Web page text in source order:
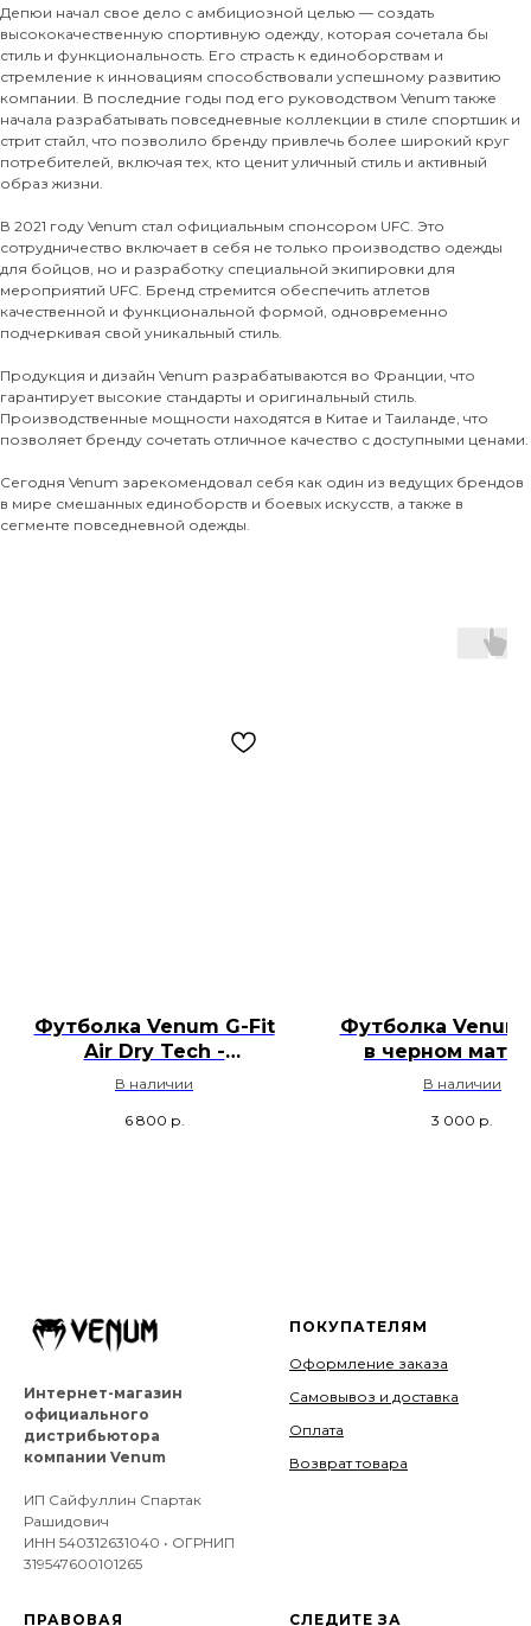
Депюи начал свое дело с амбициозной целью — создать
высококачественную спортивную одежду, которая сочетала бы
стиль и функциональность. Его страсть к единоборствам и
стремление к инновациям способствовали успешному развитию
компании. В последние годы под его руководством Venum также
начала разрабатывать повседневные коллекции в стиле спортшик и
стрит стайл, что позволило бренду привлечь более широкий круг
потребителей, включая тех, кто ценит уличный стиль и активный
образ жизни.
В 2021 году Venum стал официальным спонсором UFC. Это
сотрудничество включает в себя не только производство одежды
для бойцов, но и разработку специальной экипировки для
мероприятий UFC. Бренд стремится обеспечить атлетов
качественной и функциональной формой, одновременно
подчеркивая свой уникальный стиль.
Продукция и дизайн Venum разрабатываются во Франции, что
гарантирует высокие стандарты и оригинальный стиль.
Производственные мощности находятся в Китае и Таиланде, что
позволяет бренду сочетать отличное качество с доступными ценами.
Сегодня Venum зарекомендовал себя как один из ведущих брендов
в мире смешанных единоборств и боевых искусств, а также в
сегменте повседневной одежды.
Футболка Venum G-Fit
Air Dry Tech -
Армейский камуфляж
В наличии
6 800 р.
Футболка Venum
в черном
цвете
В наличии
3 000 р.
Интернет-магазин
официального
дистрибьютора
компании Venum
ИП Сайфуллин Спартак
Рашидович
ИНН 540312631040 • ОГРНИП
319547600101265
ПОКУПАТЕЛЯМ
Оформление заказа
Самовывоз и доставка
Оплата
Возврат товара
ПРАВОВАЯ
СЛЕДИТЕ ЗА